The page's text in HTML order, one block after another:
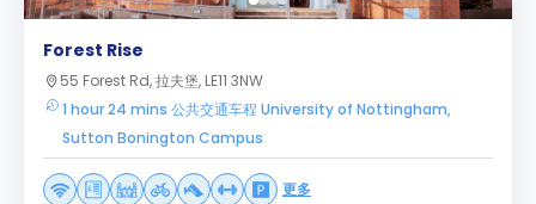
Forest Rise
55 Forest Rd, 拉夫堡, LE11 3NW
1 hour 24 mins 公共交通车程 University of Nottingham,
Sutton Bonington Campus
更多